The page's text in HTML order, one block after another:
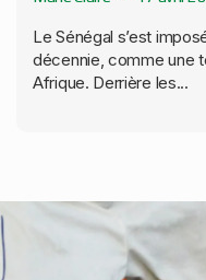
Le Sénégal s’est
décennie, comme une
Afrique. Derrière les...